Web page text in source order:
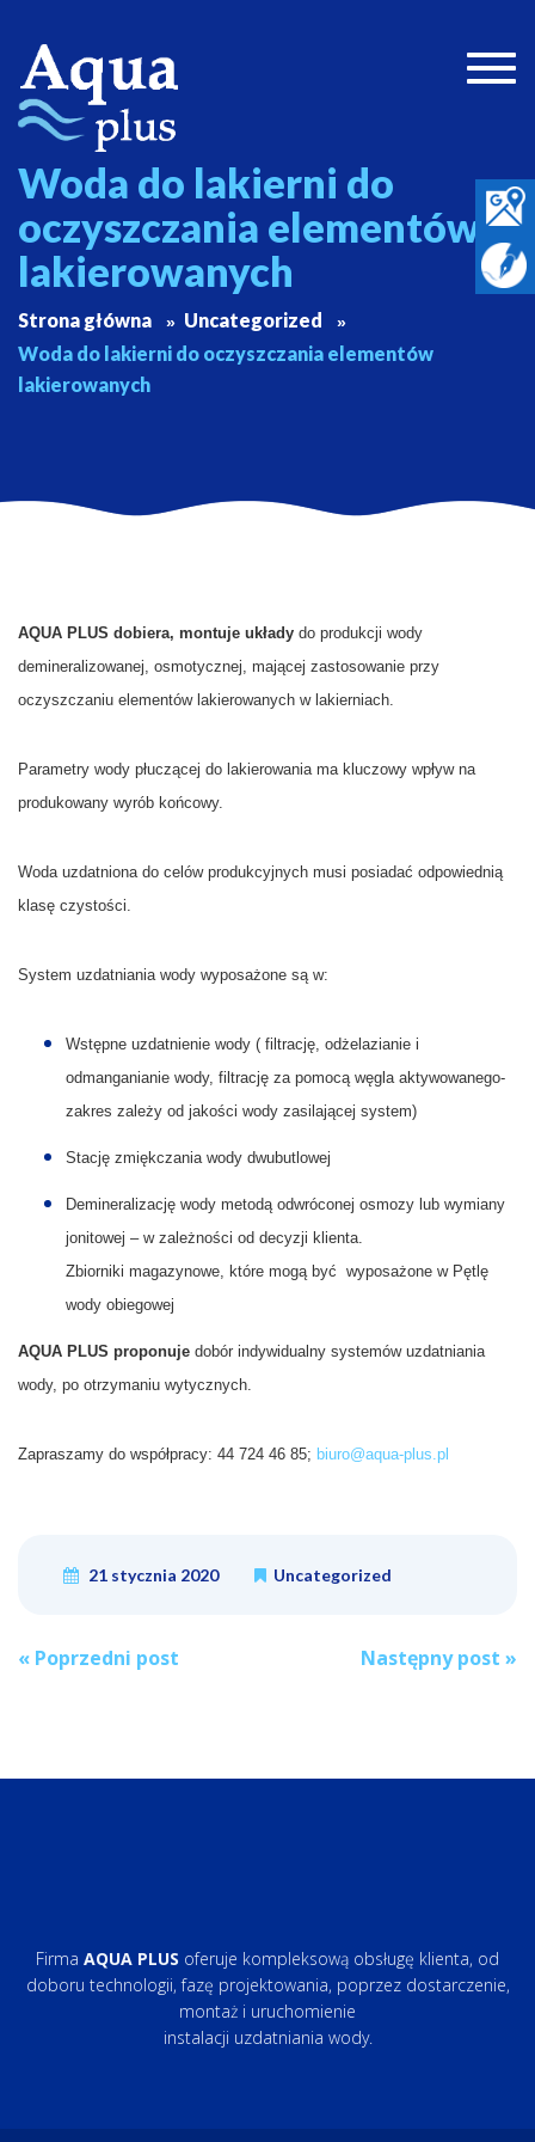
Woda do lakierni do
oczyszczania elementów
lakierowanych
Strona główna
Uncategorized
Woda do lakierni do oczyszczania elementów
lakierowanych
AQUA PLUS dobiera, montuje układy do produkcji wody
demineralizowanej, osmotycznej, mającej zastosowanie przy
oczyszczaniu elementów lakierowanych w lakierniach.
Parametry wody płuczącej do lakierowania ma kluczowy wpływ na
produkowany wyrób końcowy.
Woda uzdatniona do celów produkcyjnych musi posiadać odpowiednią
klasę czystości.
System uzdatniania wody wyposażone są w:
Wstępne uzdatnienie wody ( filtrację, odżelazianie i
odmanganianie wody, filtrację za pomocą węgla aktywowanego-
zakres zależy od jakości wody zasilającej system)
Stację zmiękczania wody dwubutlowej
Demineralizację wody metodą odwróconej osmozy lub wymiany
jonitowej – w zależności od decyzji klienta.
Zbiorniki magazynowe, które mogą być wyposażone w Pętlę
wody obiegowej
AQUA PLUS proponuje dobór indywidualny systemów uzdatniania
wody, po otrzymaniu wytycznych.
Zapraszamy do współpracy: 44 724 46 85; biuro@aqua-plus.pl
21 stycznia 2020 Uncategorized
Post
« Poprzedni post Następny post »
Firma AQUA PLUS oferuje kompleksową obsługę klienta, od
doboru technologii, fazę projektowania, poprzez dostarczenie,
montaż i uruchomienie
instalacji uzdatniania wody.